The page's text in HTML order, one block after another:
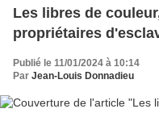
Les libres de
propriétaires
Publié le 11/01/2024 à 10:14
Par Jean-Louis Donnadieu